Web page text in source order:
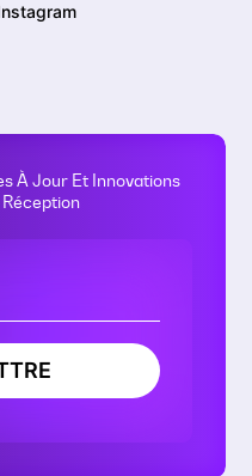
À Jour Et Innovations